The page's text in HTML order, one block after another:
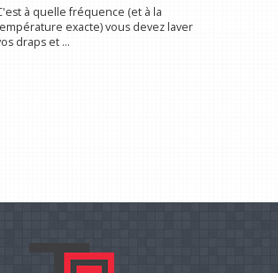
à quelle fréquence (et à la
exacte) vous devez laver
draps et ...